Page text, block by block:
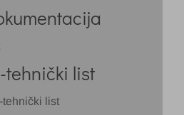
tehnički list
tehnički list